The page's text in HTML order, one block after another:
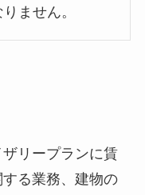
ません。
リープランに賃
る業務、建物の